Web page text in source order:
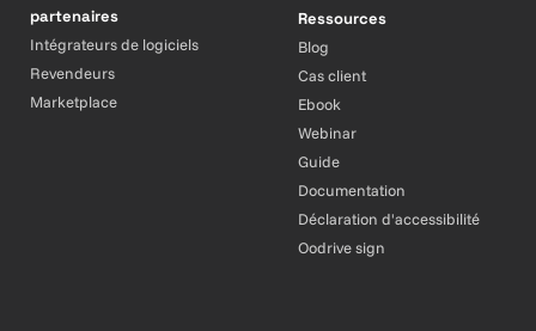
partenaires
Intégrateurs de logiciels
Revendeurs
Marketplace
Ressources
Blog
Cas client
Ebook
Webinar
Guide
Documentation
Déclaration d'accessibilité
Oodrive sign